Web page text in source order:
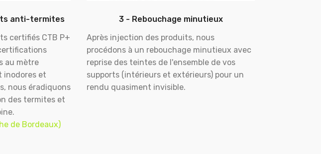
anti-termites
certifiés CTB P+
au mètre
inodores et
nous éradiquons
des termites et
de Bordeaux)
3 - Rebouchage minutieux
Après injection des produits, nous
procédons à un rebouchage minutieux avec
reprise des teintes de l'ensemble de vos
supports (intérieurs et extérieurs) pour un
rendu quasiment invisible.